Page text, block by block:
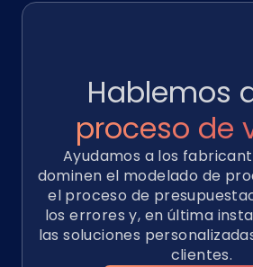
Hablemos
proceso de
Ayudamos a los
dominen el modelado de
el proceso de
los errores y, en última
las soluciones
clientes.